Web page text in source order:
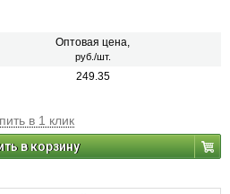
Оптовая цена,
руб./шт.
249.35
в 1 клик
в корзину